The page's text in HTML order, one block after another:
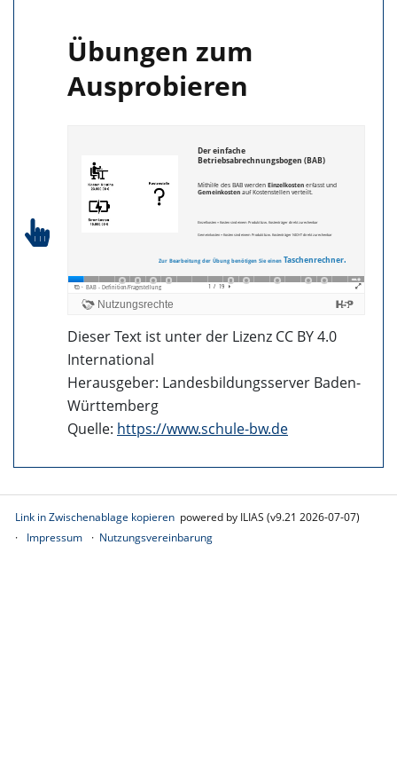
Übungen zum
Ausprobieren
Dieser Text ist unter der Lizenz CC BY 4.0
International
Herausgeber: Landesbildungsserver Baden-
Württemberg
Quelle: https://www.schule-bw.de
Link in Zwischenablage kopieren powered by ILIAS (v9.21 2026-07-07)
Impressum
Nutzungsvereinbarung